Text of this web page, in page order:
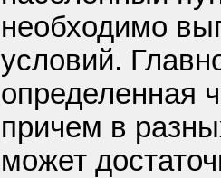
необходимо
условий.
определенная
причем в
может